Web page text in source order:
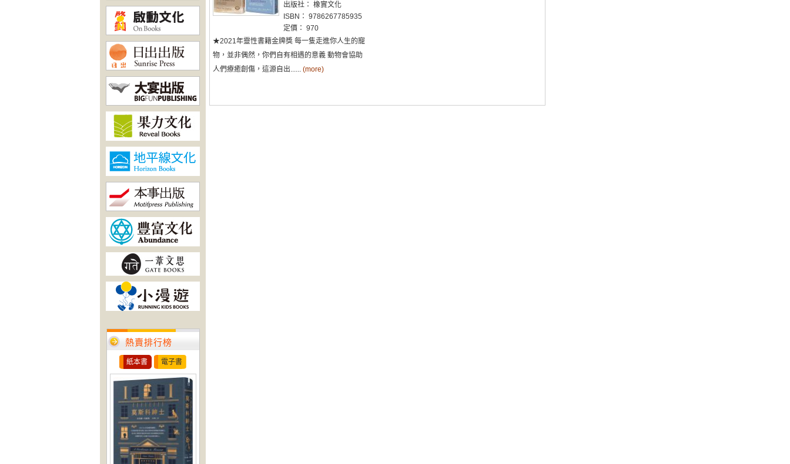
熱賣排行榜
紙本書 電子書
出版社： 橡實文化
ISBN： 9786267785935
定價： 970
★2021年靈性書籍金牌獎 每一隻走進你人生的寵
物，並非偶然，你們自有相遇的意義 動物會協助
人們療癒創傷，這源自出...... (more)